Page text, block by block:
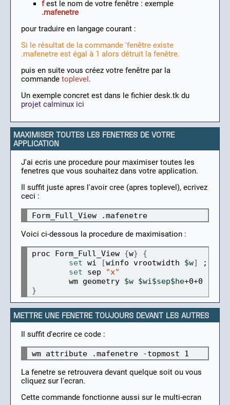
f est le nom de votre fenêtre : exemple
.mafenetre
pour traduire en langage courant :
Si le résultat de la commande 'fenêtre existe
.mafenetre est égal à 1 alors détruit la fenêtre.
puis en suite vous créez votre fenêtre par la
commande toplevel.
Un exemple concret est dans le fichier desk.tk du
projet calminux ici
MAXIMISER TOUTES LES FENETRES DE VOTRE
APPLICATION
J'ai ecris une procedure pour maximiser toutes les
fenetres que vous souhaitez dans votre application.
Il suffit juste apres l'avoir cree (apres toplevel), ecrivez
ceci :
Voici ci-dessous la procedure de maximisation :
proc Form_Full_View {w}
{
set wi [winfo vrootwidth $w] ;
set sep
"x"
	wm geometry
$w $wi$sep$he
}
METTRE UNE FENETRE TOUJOURS DEVANT LES AUTRES
Il suffit d'ecrire ce code :
La fenetre se retrouvera devant quelque soit ou vous
cliquez sur l'ecran.
Cette commande fonctionne aussi sur le multi-ecran